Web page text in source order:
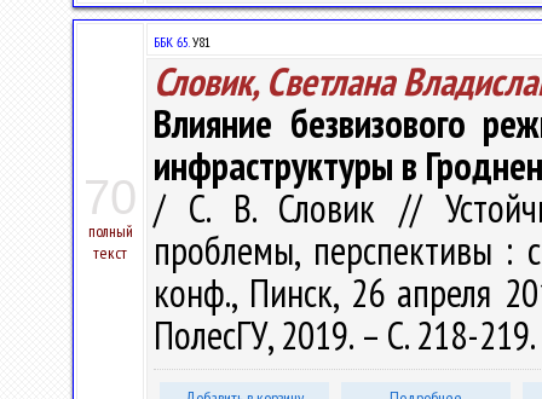
70
полный
текст
ББК 65.У81
Словик, Светлана
Влияние безвизового
инфраструктуры в
/ С. В. Словик //
проблемы, перспективы :
конф., Пинск, 26 апреля
ПолесГУ, 2019. – С. 218-219.